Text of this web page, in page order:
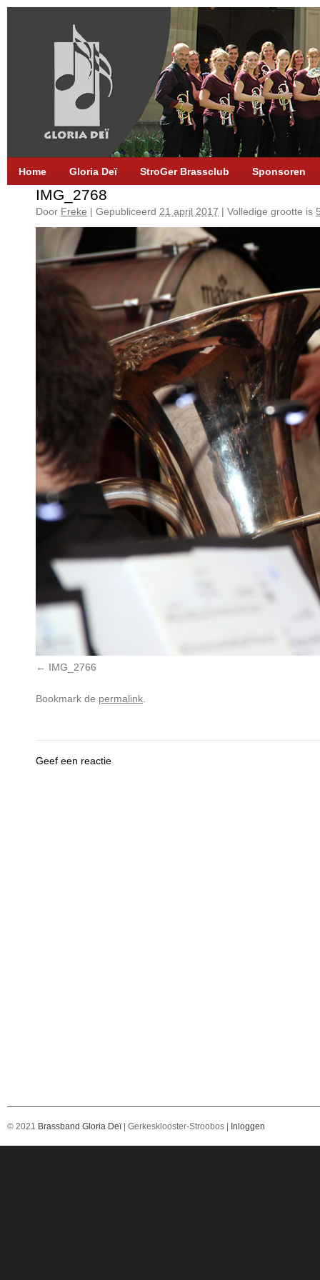
Home Gloria Deï StroGer Brassclub Sponsoren
IMG_2768
Door Freke | Gepubliceerd 21 april 2017 | Volledige grootte is
IMG_2766
Bookmark de permalink.
Geef een reactie
© 2021 Brassband Gloria Deï | Gerkesklooster-Stroobos | Inloggen